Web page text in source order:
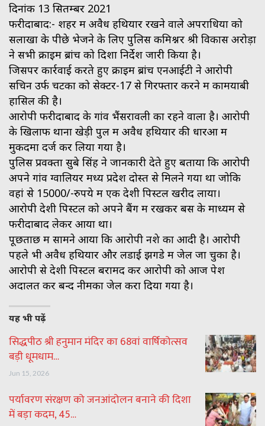
दिनांक 13 सितम्बर 2021
फरीदाबाद:- शहर में अवैध हथियार रखने वाले अपराधियों को
सलाखों के पीछे भेजने के लिए पुलिस कमिश्नर श्री विकास अरोड़ा
ने सभी क्राइम ब्रांच को दिशा निर्देश जारी किया है।
जिसपर कार्रवाई करते हुए क्राइम ब्रांच एनआईटी ने आरोपी
सचिन उर्फ चटका को सेक्टर-17 से गिरफ्तार करने में कामयाबी
हासिल की है।
आरोपी फरीदाबाद के गांव भैंसरावली का रहने वाला है। आरोपी
के खिलाफ थाना खेड़ी पुल में अवैध हथियार की धारओं में
मुकदमा दर्ज कर लिया गया है।
पुलिस प्रवक्ता सुबे सिंह ने जानकारी देते हुए बताया कि आरोपी
अपने गांव ग्वालियर मध्य प्रदेश दोस्त से मिलने गया था जोकि
वहां से 15000/-रुपये में एक देशी पिस्टल खरीद लाया।
आरोपी देशी पिस्टल को अपने बैंग में रखकर बस के माध्यम से
फरीदाबाद लेकर आया था।
पूछताछ में सामने आया कि आरोपी नशे का आदी है। आरोपी
पहले भी अवैध हथियार और लडाई झगडे में जेल जा चुका है।
आरोपी से देशी पिस्टल बरामद कर आरोपी को आज पेश
अदालत कर बन्द नीमका जेल करा दिया गया है।
यह भी पढ़ें
सिद्धपीठ श्री हनुमान मंदिर का 68वां वार्षिकोत्सव
बड़ी धूमधाम…
Jun 15, 2026
पर्यावरण संरक्षण को जनआंदोलन बनाने की दिशा
में बड़ा कदम, 45…